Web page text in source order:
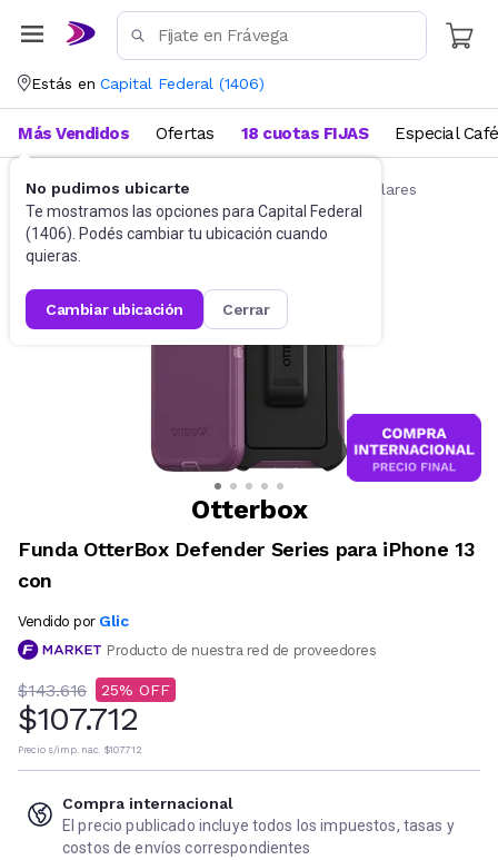
Estás en Capital Federal (1406)
No pudimos ubicarte
Te mostramos las opciones para Capital Federal
(1406). Podés cambiar tu ubicación cuando
quieras.
cambiar ubicación cerrar
Más Vendidos Ofertas 18 cuotas FIJAS Especial Café
Accesorios para Celulares Fundas para celulares
Otterbox
Funda OtterBox Defender Series para iPhone 13
con
Vendido por Glic
Producto de nuestra red de proveedores
$143.616 25
$107.712
Precio s/imp. nac. $107.712
Compra internacional
El precio publicado incluye todos los impuestos, tasas y
costos de envíos correspondientes